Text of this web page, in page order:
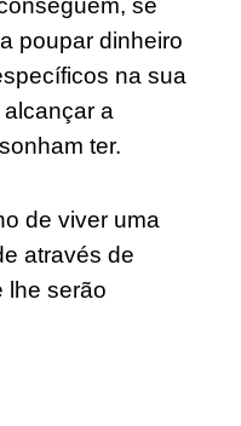
se
poupar dinheiro
na sua
a
ter.
de viver uma
através de
lhe serão